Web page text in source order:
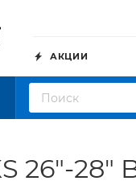
АКЦИИ
26"-28"